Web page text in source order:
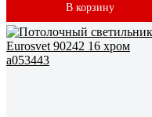
В корзину